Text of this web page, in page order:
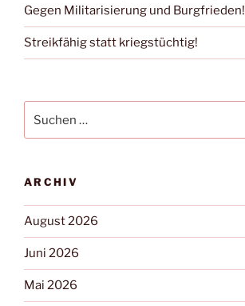
Gegen Militarisierung und Burgfrieden!
Streikfähig statt kriegstüchtig!
ARCHIV
August 2026
Juni 2026
Mai 2026